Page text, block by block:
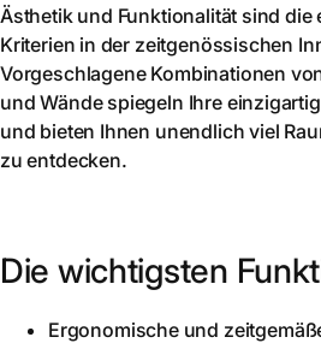
Ästhetik und Funktionalität sind die
Kriterien in der zeitgenössischen
Vorgeschlagene Kombinationen
und Wände spiegeln Ihre
und bieten Ihnen unendlich viel
zu entdecken.
Die wichtigsten
Ergonomische und